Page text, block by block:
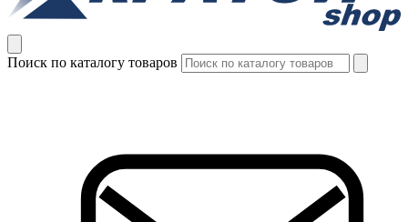
Поиск по каталогу товаров